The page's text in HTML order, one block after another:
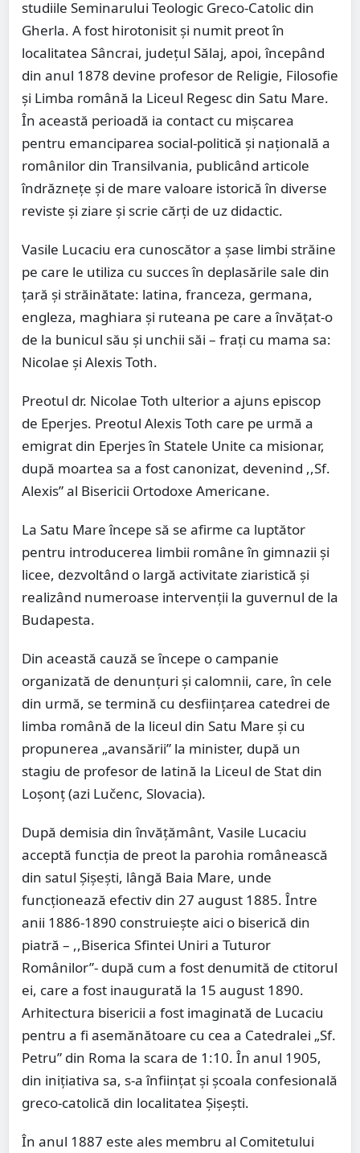
studiile Seminarului Teologic Greco-Catolic din
Gherla. A fost hirotonisit şi numit preot în
localitatea Sâncrai, judeţul Sălaj, apoi, începând
din anul 1878 devine profesor de Religie, Filosofie
şi Limba română la Liceul Regesc din Satu Mare.
În această perioadă ia contact cu mişcarea
pentru emanciparea social-politică şi naţională a
românilor din Transilvania, publicând articole
îndrăzneţe şi de mare valoare istorică în diverse
reviste şi ziare şi scrie cărţi de uz didactic.
Vasile Lucaciu era cunoscător a şase limbi străine
pe care le utiliza cu succes în deplasările sale din
ţară şi străinătate: latina, franceza, germana,
engleza, maghiara şi ruteana pe care a învăţat-o
de la bunicul său şi unchii săi – fraţi cu mama sa:
Nicolae şi Alexis Toth.
Preotul dr. Nicolae Toth ulterior a ajuns episcop
de Eperjes. Preotul Alexis Toth care pe urmă a
emigrat din Eperjes în Statele Unite ca misionar,
după moartea sa a fost canonizat, devenind ,,Sf.
Alexis” al Bisericii Ortodoxe Americane.
La Satu Mare începe să se afirme ca luptător
pentru introducerea limbii române în gimnazii şi
licee, dezvoltând o largă activitate ziaristică şi
realizând numeroase intervenţii la guvernul de la
Budapesta.
Din această cauză se începe o campanie
organizată de denunţuri şi calomnii, care, în cele
din urmă, se termină cu desfiinţarea catedrei de
limba română de la liceul din Satu Mare şi cu
propunerea „avansării” la minister, după un
stagiu de profesor de latină la Liceul de Stat din
Loşonţ (azi Lučenc, Slovacia).
După demisia din învăţământ, Vasile Lucaciu
acceptă funcţia de preot la parohia românească
din satul Şişeşti, lângă Baia Mare, unde
funcţionează efectiv din 27 august 1885. Între
anii 1886-1890 construieşte aici o biserică din
piatră – ,,Biserica Sfintei Uniri a Tuturor
Românilor”- după cum a fost denumită de ctitorul
ei, care a fost inaugurată la 15 august 1890.
Arhitectura bisericii a fost imaginată de Lucaciu
pentru a fi asemănătoare cu cea a Catedralei „Sf.
Petru” din Roma la scara de 1:10. În anul 1905,
din iniţiativa sa, s-a înfiinţat şi şcoala confesională
greco-catolică din localitatea Şişeşti.
În anul 1887 este ales membru al Comitetului